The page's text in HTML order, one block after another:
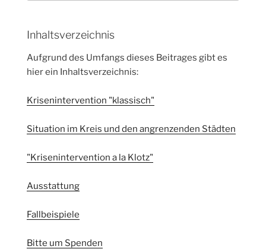
Inhaltsverzeichnis
Aufgrund des Umfangs dieses Beitrages gibt es
hier ein Inhaltsverzeichnis:
Krisenintervention "klassisch"
Situation im Kreis und den angrenzenden Städten
"Krisenintervention a la Klotz"
Ausstattung
Fallbeispiele
Bitte um Spenden